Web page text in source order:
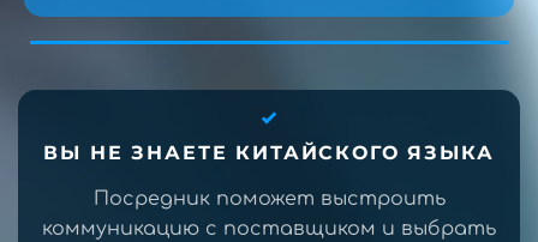
ВЫ НЕ ЗНАЕТЕ КИТАЙСКОГО ЯЗЫКА
Посредник поможет выстроить
коммуникацию с поставщиком и выбрать